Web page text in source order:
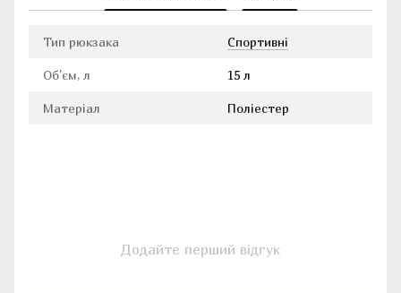
Тип рюкзака Cпортивні
Об'єм, л 15 л
Матеріал Поліестер
Додайте перший відгук